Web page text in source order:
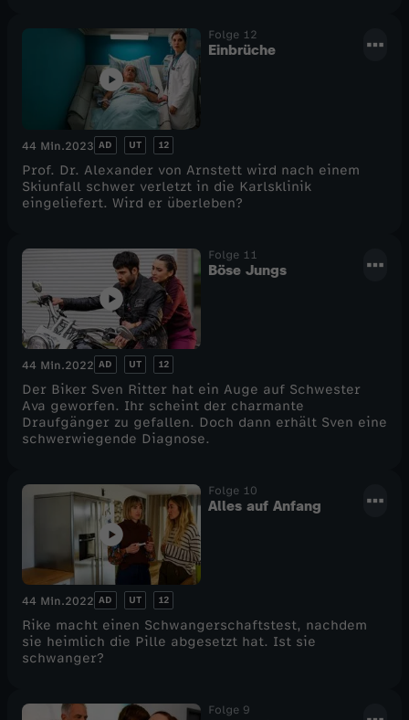
Folge 12
Einbrüche
44 Min.2023 AD UT 12
Prof. Dr. Alexander von Arnstett wird nach einem
Skiunfall schwer verletzt in die Karlsklinik
eingeliefert. Wird er überleben?
Folge 11
Böse Jungs
44 Min.2022 AD UT 12
Der Biker Sven Ritter hat ein Auge auf Schwester
Ava geworfen. Ihr scheint der charmante
Draufgänger zu gefallen. Doch dann erhält Sven eine
schwerwiegende Diagnose.
Folge 10
Alles auf Anfang
44 Min.2022 AD UT 12
Rike macht einen Schwangerschaftstest, nachdem
sie heimlich die Pille abgesetzt hat. Ist sie
schwanger?
Folge 9